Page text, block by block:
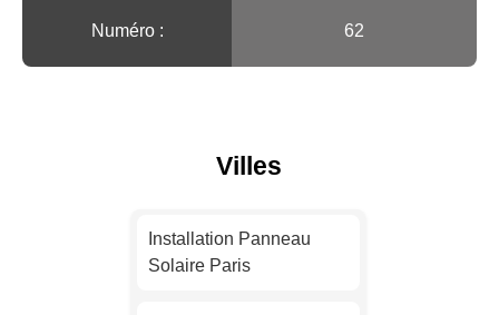
Numéro : 62
Villes
Installation Panneau
Solaire Paris